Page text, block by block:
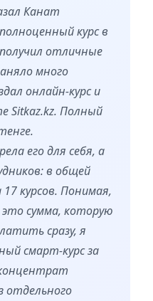
Канат
курс в
отличные
много
онлайн-курс и
Sitkaz.kz. Полный
его для себя, а
в общей
курсов. Понимая,
сумма, которую
сразу, я
смарт-курс за
отдельного